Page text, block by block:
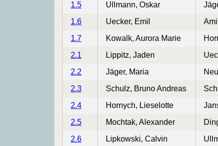
1.5
Ullmann, Oskar
1.6
Uecker, Emil
1.7
Kowalk, Aurora Marie
2.1
Lippitz, Jaden
2.2
Jäger, Maria
2.3
Schulz, Bruno Andreas
2.4
Hornych, Lieselotte
2.5
Mochtak, Alexander
2.6
Lipkowski, Calvin